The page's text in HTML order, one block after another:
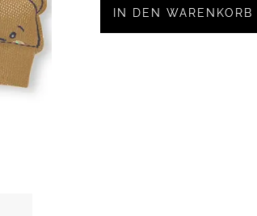
IN DEN WARENKORB